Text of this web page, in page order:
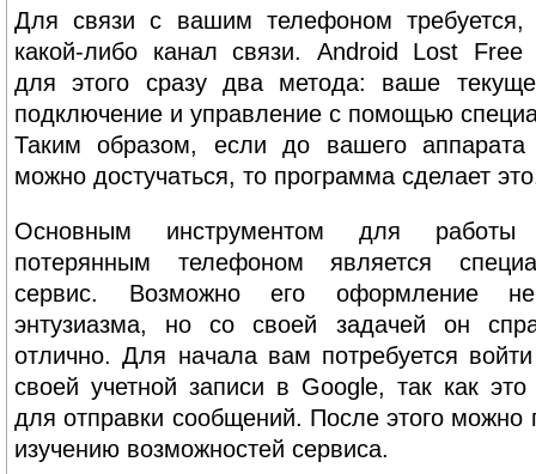
Для связи с вашим телефоном требуется,
какой-либо канал связи. Android Lost Free
для этого сразу два метода: ваше
подключение и управление с помощью
Таким образом, если до вашего аппарата
можно достучаться, то программа сделает
Основным инструментом для
потерянным телефоном является
сервис. Возможно его оформление
энтузиазма, но со своей задачей он
отлично. Для начала вам потребуется
своей учетной записи в Google, так как
для отправки сообщений. После этого можно
изучению возможностей сервиса.